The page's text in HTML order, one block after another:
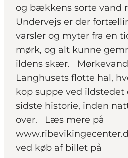
og bækkens sorte vand
Undervejs er der
varsler og myter fra en
mørk, og alt kunne
ildens skær.
Langhusets flotte hal,
kop suppe ved
sidste historie, inden
over. Læs mere på
ved køb af billet på